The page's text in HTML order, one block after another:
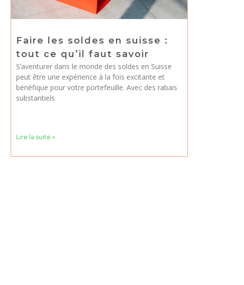
Faire les soldes en suisse :
tout ce qu’il faut savoir
S’aventurer dans le monde des soldes en Suisse
peut être une expérience à la fois excitante et
bénéfique pour votre portefeuille. Avec des rabais
substantiels
Lire la suite »